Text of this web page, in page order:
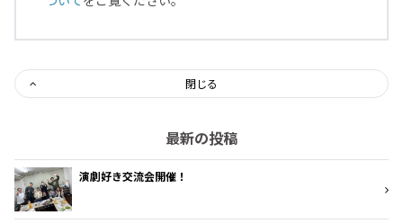
閉じる
最新の投稿
演劇好き交流会開催！